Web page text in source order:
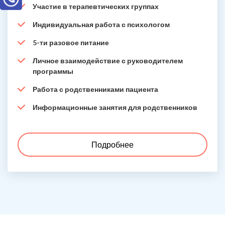
Участие в терапевтических группах
Индивидуальная работа с психологом
5-ти разовое питание
Личное взаимодействие с руководителем
программы
Работа с родственниками пациента
Информационные занятия для родственников
Подробнее